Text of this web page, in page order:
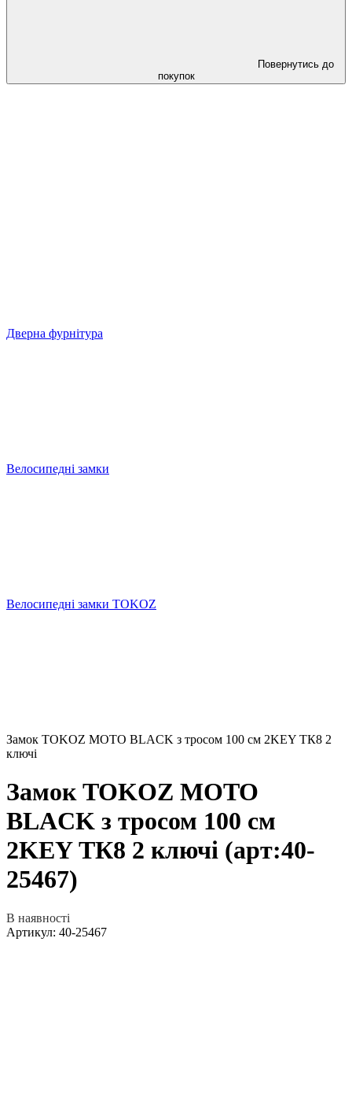
Повернутись до
покупок
Дверна фурнітура
Велосипедні замки
Велосипедні замки TOKOZ
Замок TOKOZ MOTO BLACK з тросом 100 см 2KEY ТК8 2
ключі
Замок TOKOZ MOTO
BLACK з тросом 100 см
2KEY ТК8 2 ключі (арт:40-
25467)
В наявності
Артикул: 40-25467